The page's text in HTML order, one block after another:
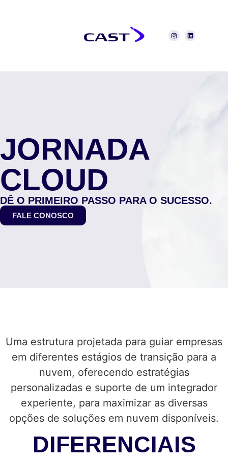
JORNADA
CLOUD
DÊ O PRIMEIRO PASSO PARA O SUCESSO.
FALE CONOSCO
Uma estrutura projetada para guiar empresas
em diferentes estágios de transição para a
nuvem, oferecendo estratégias
personalizadas e suporte de um integrador
experiente, para maximizar as diversas
opções de soluções em nuvem disponíveis.
DIFERENCIAIS